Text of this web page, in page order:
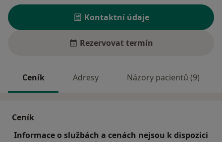
Kontaktní údaje
Rezervovat termín
Ceník Adresy Názory pacientů (9)
Ceník
Informace o službách a cenách nejsou k dispozici